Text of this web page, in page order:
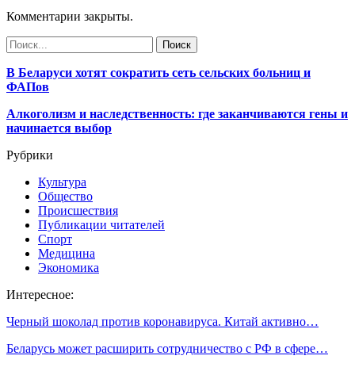
Комментарии закрыты.
В Беларуси хотят сократить сеть сельских больниц и
ФАПов
Алкоголизм и наследственность: где заканчиваются гены и
начинается выбор
Рубрики
Культура
Общество
Происшествия
Публикации читателей
Спорт
Медицина
Экономика
Интересное:
Черный шоколад против коронавируса. Китай активно…
Беларусь может расширить сотрудничество с РФ в сфере…